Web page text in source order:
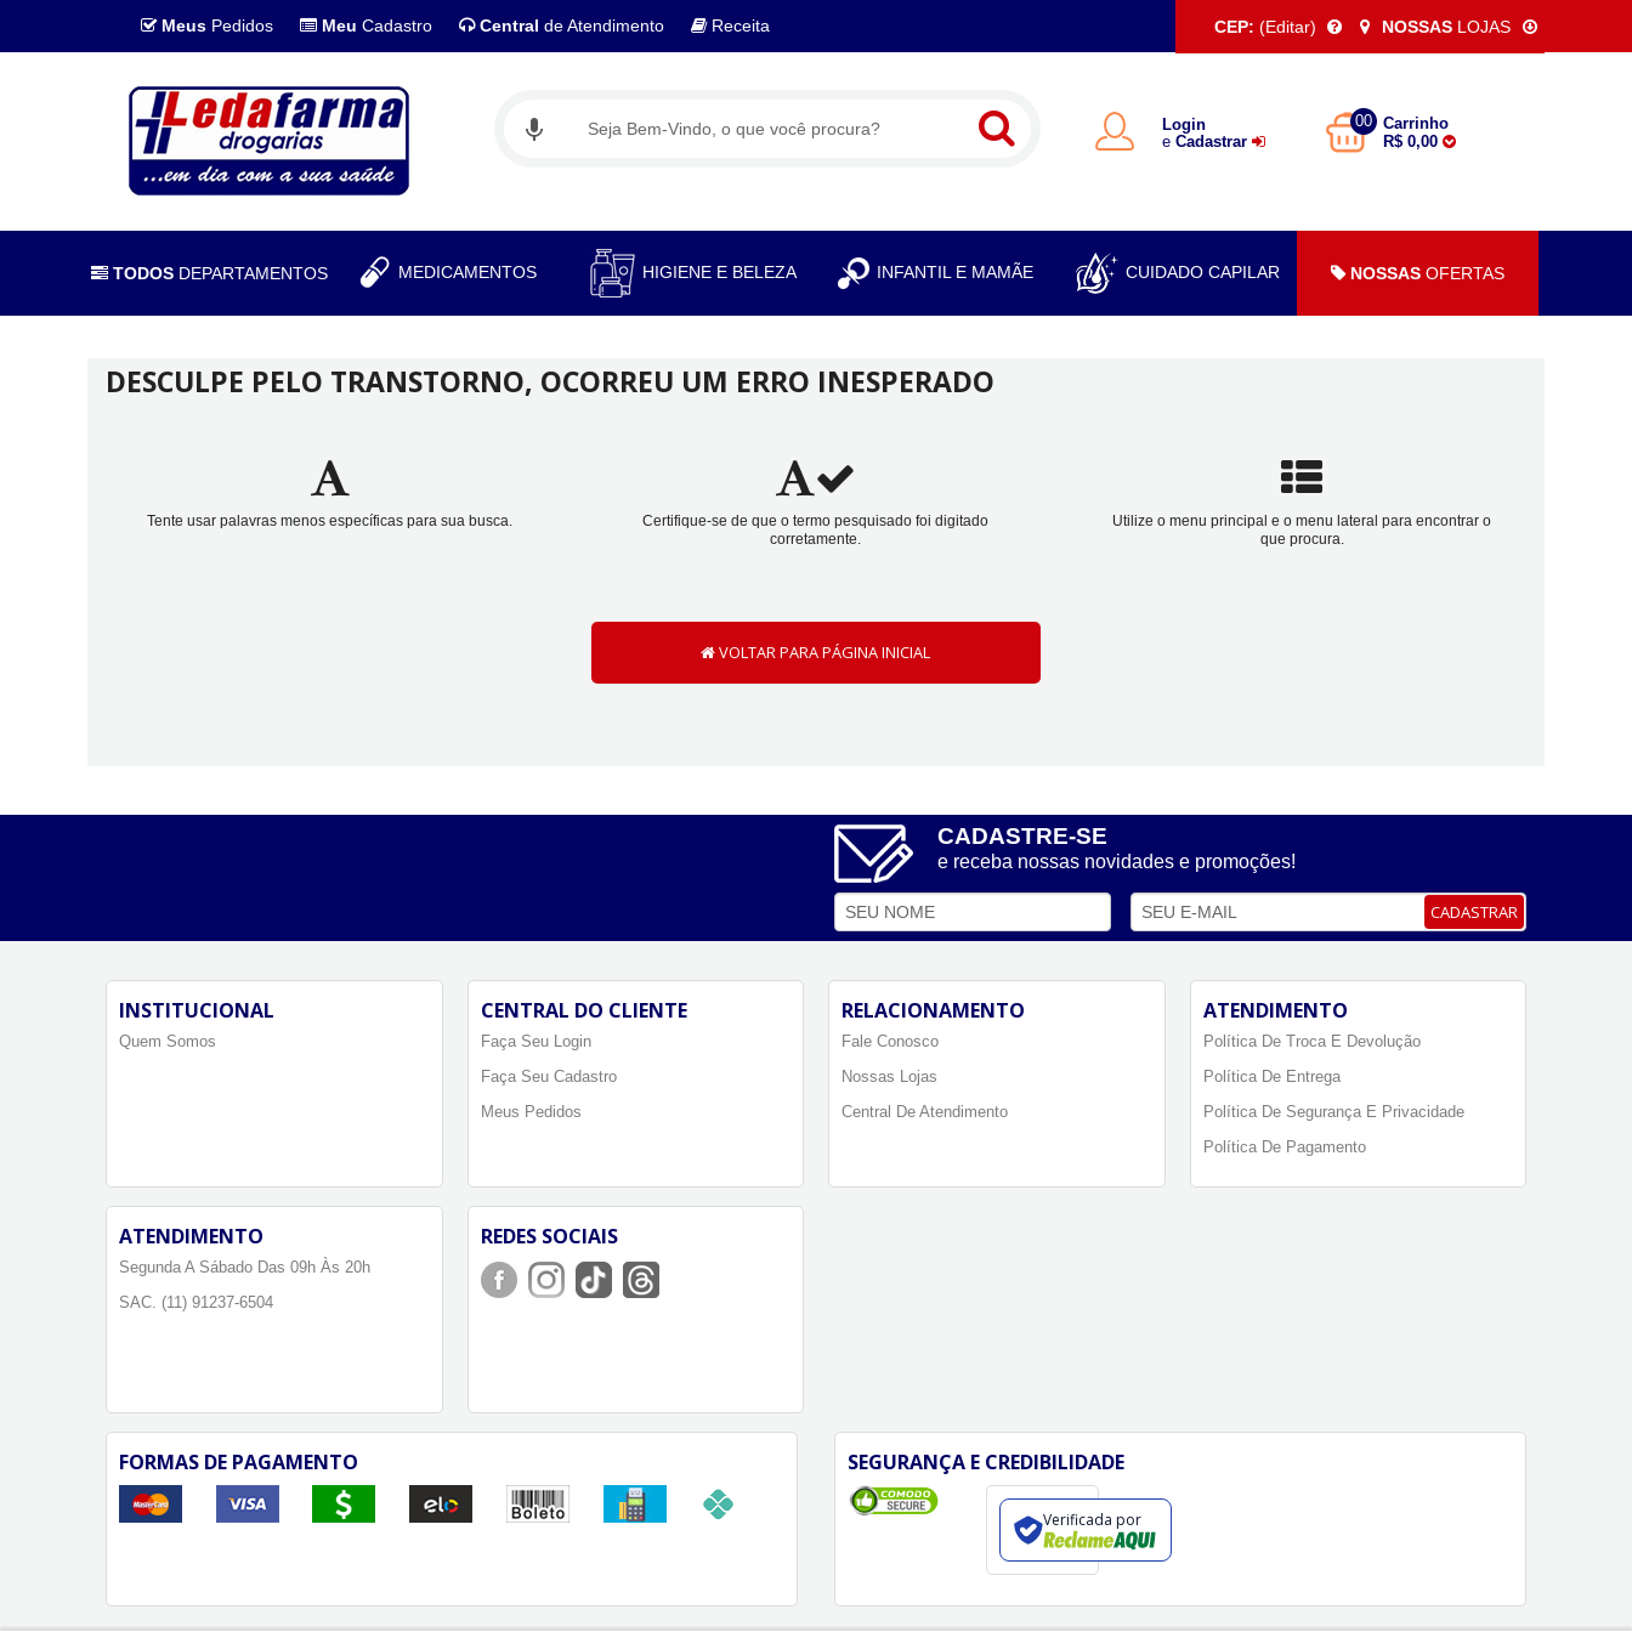
Meus Pedidos Meu Cadastro Central de Atendimento Receita CEP: (Editar) NOSSAS LOJAS
Login
e Cadastrar
00
Carrinho
R$ 0,00
TODOS DEPARTAMENTOS MEDICAMENTOS HIGIENE E BELEZA INFANTIL E MAMÃE CUIDADO CAPILAR NOSSAS OFERTAS
DESCULPE PELO TRANSTORNO, OCORREU UM ERRO INESPERADO
Tente usar palavras menos específicas para sua busca.
Certifique-se de que o termo pesquisado foi digitado
corretamente.
Utilize o menu principal e o menu lateral para encontrar o
que procura.
VOLTAR PARA PÁGINA INICIAL
CADASTRE-SE
e receba nossas novidades e promoções!
CADASTRAR
INSTITUCIONAL
Quem Somos
CENTRAL DO CLIENTE
Faça Seu Login
Faça Seu Cadastro
Meus Pedidos
RELACIONAMENTO
Fale Conosco
Nossas Lojas
Central De Atendimento
ATENDIMENTO
Política De Troca E Devolução
Política De Entrega
Política De Segurança E Privacidade
Política De Pagamento
ATENDIMENTO
Segunda A Sábado Das 09h Às 20h
SAC. (11) 91237-6504
REDES SOCIAIS
FORMAS DE PAGAMENTO SEGURANÇA E CREDIBILIDADE
Verificada por